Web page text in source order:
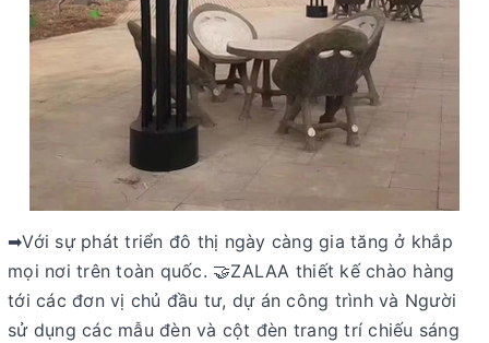
➡Với sự phát triển đô thị ngày càng gia tăng ở khắp
mọi nơi trên toàn quốc. 🤝ZALAA thiết kế chào hàng
tới các đơn vị chủ đầu tư, dự án công trình và Người
sử dụng các mẫu đèn và cột đèn trang trí chiếu sáng